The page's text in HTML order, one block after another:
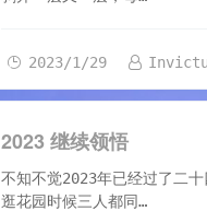
2023/1/29
2023/1/17
2023 继续领悟
不知不觉2023年已经过了二
逛花园时候三人都同…